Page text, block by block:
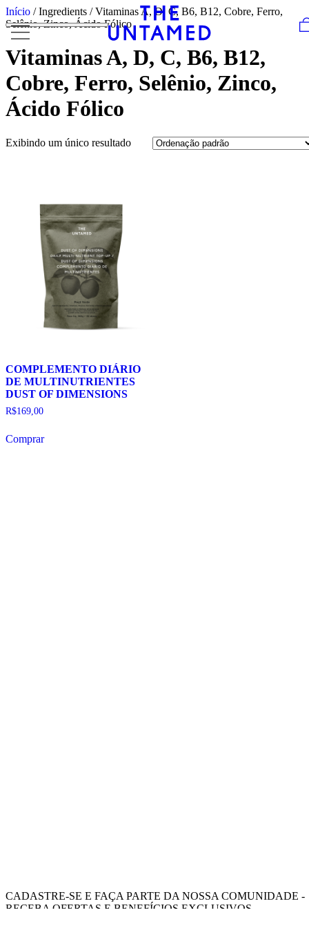
Skip to content
Início / Ingredients / Vitaminas A, D, C, B6, B12, Cobre, Ferro,
Selênio, Zinco, Ácido Fólico
Vitaminas A, D, C, B6, B12,
Cobre, Ferro, Selênio, Zinco,
Ácido Fólico
Exibindo um único resultado
COMPLEMENTO DIÁRIO
DE MULTINUTRIENTES
DUST OF DIMENSIONS
R$169,00
Comprar
CADASTRE-SE E FAÇA PARTE DA NOSSA COMUNIDADE -
RECEBA OFERTAS E BENEFÍCIOS EXCLUSIVOS.